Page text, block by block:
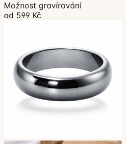
Možnost gravírování
od 599 Kč